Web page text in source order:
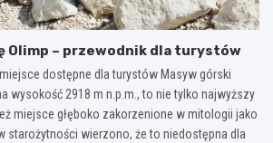
Olimp – przewodnik dla turystów
dostępne dla turystów Masyw górski
wysokość 2918 m n.p.m., to nie tylko najwyższy
miejsce głęboko zakorzenione w mitologii jako
starożytności wierzono, że to niedostępna dla